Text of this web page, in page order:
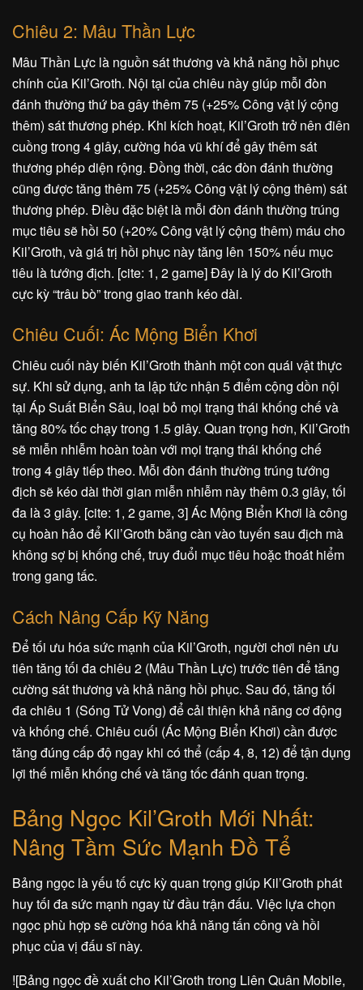
Chiêu 2: Mâu Thần Lực
Mâu Thần Lực là nguồn sát thương và khả năng hồi phục
chính của Kil’Groth. Nội tại của chiêu này giúp mỗi đòn
đánh thường thứ ba gây thêm 75 (+25% Công vật lý cộng
thêm) sát thương phép. Khi kích hoạt, Kil’Groth trở nên điên
cuồng trong 4 giây, cường hóa vũ khí để gây thêm sát
thương phép diện rộng. Đồng thời, các đòn đánh thường
cũng được tăng thêm 75 (+25% Công vật lý cộng thêm) sát
thương phép. Điều đặc biệt là mỗi đòn đánh thường trúng
mục tiêu sẽ hồi 50 (+20% Công vật lý cộng thêm) máu cho
Kil’Groth, và giá trị hồi phục này tăng lên 150% nếu mục
tiêu là tướng địch. [cite: 1, 2 game] Đây là lý do Kil’Groth
cực kỳ “trâu bò” trong giao tranh kéo dài.
Chiêu Cuối: Ác Mộng Biển Khơi
Chiêu cuối này biến Kil’Groth thành một con quái vật thực
sự. Khi sử dụng, anh ta lập tức nhận 5 điểm cộng dồn nội
tại Áp Suất Biển Sâu, loại bỏ mọi trạng thái khống chế và
tăng 80% tốc chạy trong 1.5 giây. Quan trọng hơn, Kil’Groth
sẽ miễn nhiễm hoàn toàn với mọi trạng thái khống chế
trong 4 giây tiếp theo. Mỗi đòn đánh thường trúng tướng
địch sẽ kéo dài thời gian miễn nhiễm này thêm 0.3 giây, tối
đa là 3 giây. [cite: 1, 2 game, 3] Ác Mộng Biển Khơi là công
cụ hoàn hảo để Kil’Groth băng càn vào tuyến sau địch mà
không sợ bị khống chế, truy đuổi mục tiêu hoặc thoát hiểm
trong gang tấc.
Cách Nâng Cấp Kỹ Năng
Để tối ưu hóa sức mạnh của Kil’Groth, người chơi nên ưu
tiên tăng tối đa chiêu 2 (Mâu Thần Lực) trước tiên để tăng
cường sát thương và khả năng hồi phục. Sau đó, tăng tối
đa chiêu 1 (Sóng Tử Vong) để cải thiện khả năng cơ động
và khống chế. Chiêu cuối (Ác Mộng Biển Khơi) cần được
tăng đúng cấp độ ngay khi có thể (cấp 4, 8, 12) để tận dụng
lợi thế miễn khống chế và tăng tốc đánh quan trọng.
Bảng Ngọc Kil’Groth Mới Nhất:
Nâng Tầm Sức Mạnh Đồ Tể
Bảng ngọc là yếu tố cực kỳ quan trọng giúp Kil’Groth phát
huy tối đa sức mạnh ngay từ đầu trận đấu. Việc lựa chọn
ngọc phù hợp sẽ cường hóa khả năng tấn công và hồi
phục của vị đấu sĩ này.
![Bảng ngọc đề xuất cho Kil’Groth trong Liên Quân Mobile,